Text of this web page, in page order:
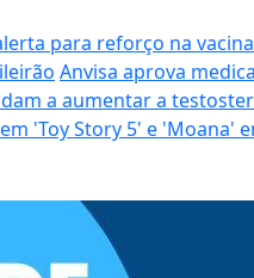
para reforço na
Anvisa aprova
a aumentar a
'Toy Story 5' e 'Moana'